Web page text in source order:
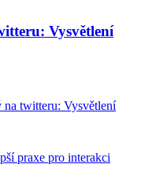
Vysvětlení
na twitteru: Vysvětlení